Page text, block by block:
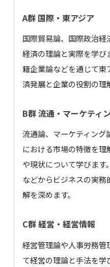
A群 国際・東アジア
国際貿易論、国際政治
経済の理論と実際を学び
籍企業論などを通じて
済発展と企業の役割の理
B群 流通・マーケティ
流通論、マーケティング
における市場の特徴を
や現状について学びま
などからビジネスの実
解を深めます。
C群 経営・経営情報
経営管理論や人事労務
て経営の理論と手法を学